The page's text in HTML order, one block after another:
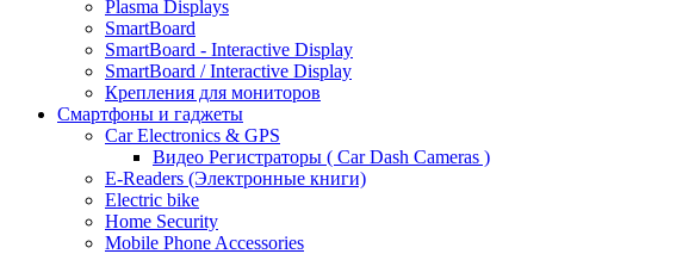
Plasma Displays
SmartBoard
SmartBoard - Interactive Display
SmartBoard / Interactive Display
Крепления для мониторов
Смартфоны и гаджеты
Car Electronics & GPS
Видео Регистраторы ( Car Dash Cameras )
E-Readers (Электронные книги)
Electric bike
Home Security
Mobile Phone Accessories